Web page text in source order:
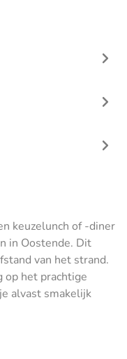
keuzelunch of -diner
in Oostende. Dit
van het strand.
op het prachtige
alvast smakelijk